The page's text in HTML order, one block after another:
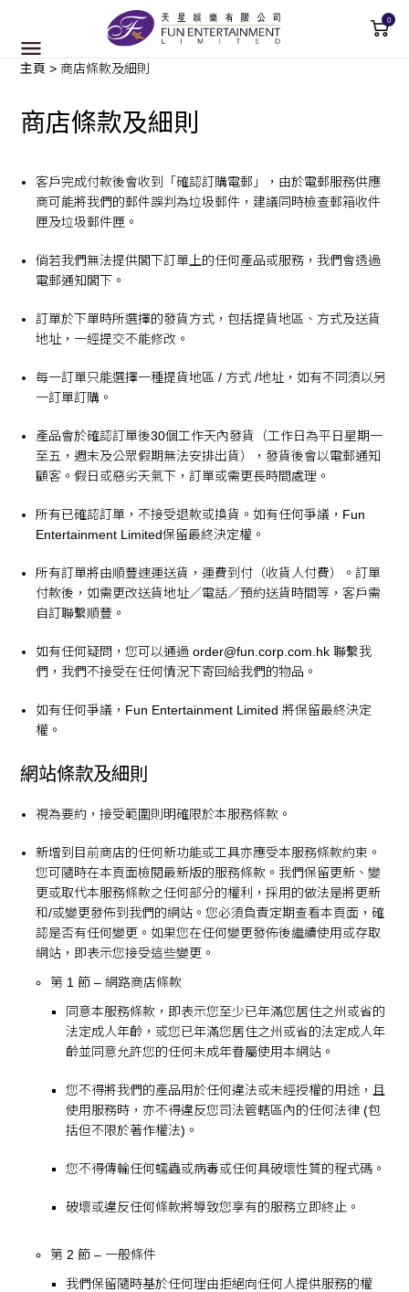
0
主頁 > 商店條款及細則
商店條款及細則
客戶完成付款後會收到「確認訂購電郵」，由於電郵服務供應
商可能將我們的郵件誤判為垃圾郵件，建議同時檢查郵箱收件
匣及垃圾郵件匣。
倘若我們無法提供閣下訂單上的任何產品或服務，我們會透過
電郵通知閣下。
訂單於下單時所選擇的發貨方式，包括提貨地區、方式及送貨
地址，一經提交不能修改。
每一訂單只能選擇一種提貨地區 / 方式 /地址，如有不同須以另
一訂單訂購。
產品會於確認訂單後30個工作天內發貨（工作日為平日星期一
至五，週末及公眾假期無法安排出貨），發貨後會以電郵通知
顧客。假日或惡劣天氣下，訂單或需更長時間處理。
所有已確認訂單，不接受退款或換貨。如有任何爭議，Fun
Entertainment Limited保留最終決定權。
所有訂單將由順豐速運送貨，運費到付（收貨人付費）。訂單
付款後，如需更改送貨地址／電話／預約送貨時間等，客戶需
自訂聯繫順豐。
如有任何疑問，您可以通過 order@fun.corp.com.hk聯繫我
們，我們不接受在任何情況下寄回給我們的物品。
如有任何爭議，Fun Entertainment Limited 將保留最終決定
權。
網站條款及細則
視為要約，接受範圍則明確限於本服務條款。
新增到目前商店的任何新功能或工具亦應受本服務條款約束。
您可隨時在本頁面檢閱最新版的服務條款。我們保留更新、變
更或取代本服務條款之任何部分的權利，採用的做法是將更新
和/或變更發佈到我們的網站。您必須負責定期查看本頁面，確
認是否有任何變更。如果您在任何變更發佈後繼續使用或存取
網站，即表示您接受這些變更。
第 1 節 – 網路商店條款
同意本服務條款，即表示您至少已年滿您居住之州或省的
法定成人年齡，或您已年滿您居住之州或省的法定成人年
齡並同意允許您的任何未成年眷屬使用本網站。
您不得將我們的產品用於任何違法或未經授權的用途，且
使用服務時，亦不得違反您司法管轄區內的任何法律 (包
括但不限於著作權法)。
您不得傳輸任何蠕蟲或病毒或任何具破壞性質的程式碼。
破壞或違反任何條款將導致您享有的服務立即終止。
第 2 節 – 一般條件
我們保留隨時基於任何理由拒絕向任何人提供服務的權